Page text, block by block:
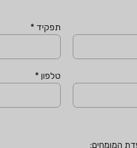
תפקיד *
טלפון *
המומחים: